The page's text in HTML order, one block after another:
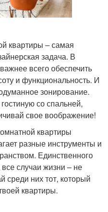
квартиры – самая
задача. В
всего обеспечить
и функциональность. И
зонирование.
со спальней,
свое воображение!
квартиры
разные инструменты и
Единственного
случаи жизни – не
среди них тот, который
квартиры.